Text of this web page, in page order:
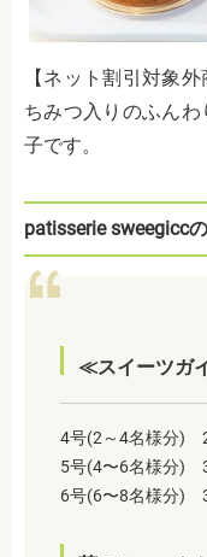
【ネット割引対象
ちみつ入りのふん
子です。
patisserie sweegicc
≪スイーツガ
4号(2～4名様分)
5号(4〜6名様分)
6号(6〜8名様分)